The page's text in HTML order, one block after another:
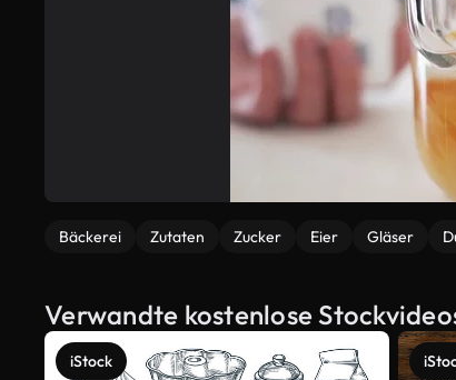
Bäckerei Zutaten Zucker Eier Gläser
Verwandte kostenlose
iStock